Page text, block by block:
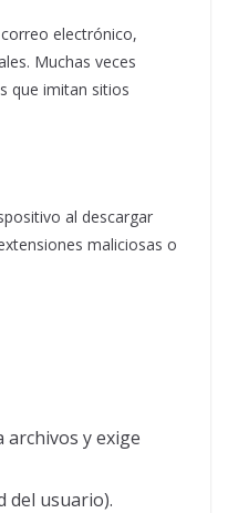
electrónico,
Muchas veces
que imitan sitios
al descargar
maliciosas o
archivos y exige
del usuario).